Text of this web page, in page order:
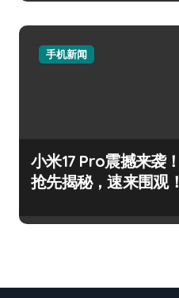
手机新闻
小米17 Pro震撼来袭
抢先揭秘，速来围观！